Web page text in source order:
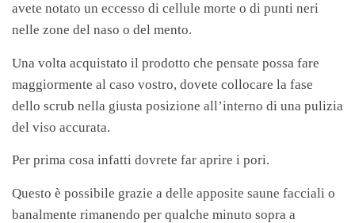
avete notato un eccesso di cellule morte o di punti neri
nelle zone del naso o del mento.
Una volta acquistato il prodotto che pensate possa fare
maggiormente al caso vostro, dovete collocare la fase
dello scrub nella giusta posizione all’interno di una pulizia
del viso accurata.
Per prima cosa infatti dovrete far aprire i pori.
Questo è possibile grazie a delle apposite saune facciali o
banalmente rimanendo per qualche minuto sopra a